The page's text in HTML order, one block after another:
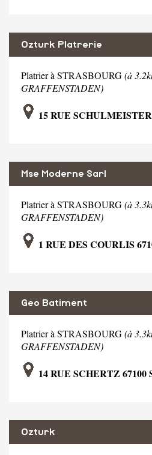
Ozturk Platrerie
Platrier à STRASBOURG(à
GRAFFENSTADEN)
15 RUE
Mse Moderne Sarl
Platrier à STRASBOURG(à
GRAFFENSTADEN)
1 RUE DES COURLIS
Geo Batiment
Platrier à STRASBOURG(à
GRAFFENSTADEN)
14 RUE SCHERTZ 67100
Ozturk